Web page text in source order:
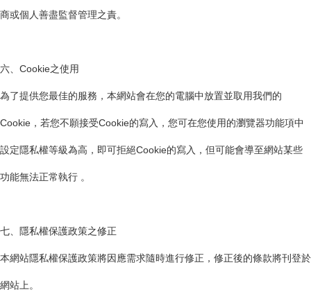
商或個人善盡監督管理之責。
六、Cookie之使用
為了提供您最佳的服務，本網站會在您的電腦中放置並取用我們的
Cookie，若您不願接受Cookie的寫入，您可在您使用的瀏覽器功能項中
設定隱私權等級為高，即可拒絕Cookie的寫入，但可能會導至網站某些
功能無法正常執行 。
七、隱私權保護政策之修正
本網站隱私權保護政策將因應需求隨時進行修正，修正後的條款將刊登於
網站上。